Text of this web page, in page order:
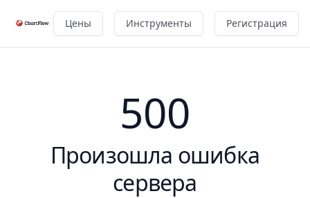
Цены Инструменты Регистрация
500
Произошла ошибка
сервера